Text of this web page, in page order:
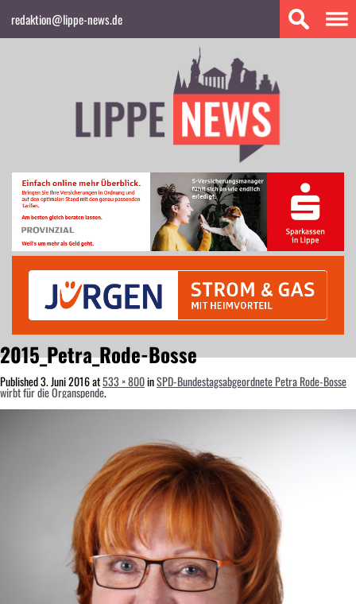
redaktion@lippe-news.de
2015_Petra_Rode-Bosse
Published3. Juni 2016at533 × 800inSPD-Bundestagsabgeordnete Petra Rode-Bosse
wirbt für die Organspende.